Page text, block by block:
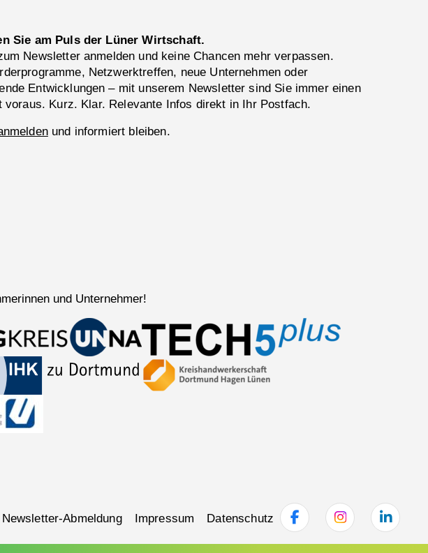
Sie am Puls der Lüner Wirtschaft.
Newsletter anmelden und keine Chancen mehr verpassen.
Netzwerktreffen, neue Unternehmen oder
Entwicklungen – mit unserem Newsletter sind Sie immer einen
voraus. Kurz. Klar. Relevante Infos direkt in Ihr Postfach.
und informiert bleiben.
und Unternehmer!
Navigation
Newsletter-Abmeldung Impressum Datenschutz